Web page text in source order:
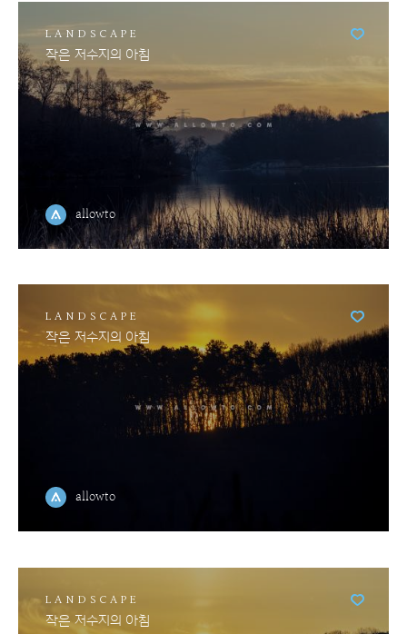
LANDSCAPE
작은 저수지의 아침
allowto
LANDSCAPE
작은 저수지의 아침
allowto
LANDSCAPE
작은 저수지의 아침